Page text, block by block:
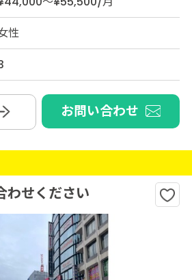
性
お問い合わせ
わせください